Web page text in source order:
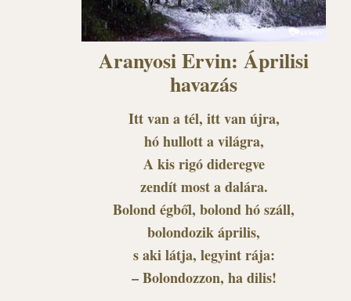
Aranyosi Ervin: Áprilisi
havazás
Itt van a tél, itt van újra,
hó hullott a világra,
A kis rigó dideregve
zendít most a dalára.
Bolond égből, bolond hó száll,
bolondozik április,
s aki látja, legyint rája:
– Bolondozzon, ha dilis!